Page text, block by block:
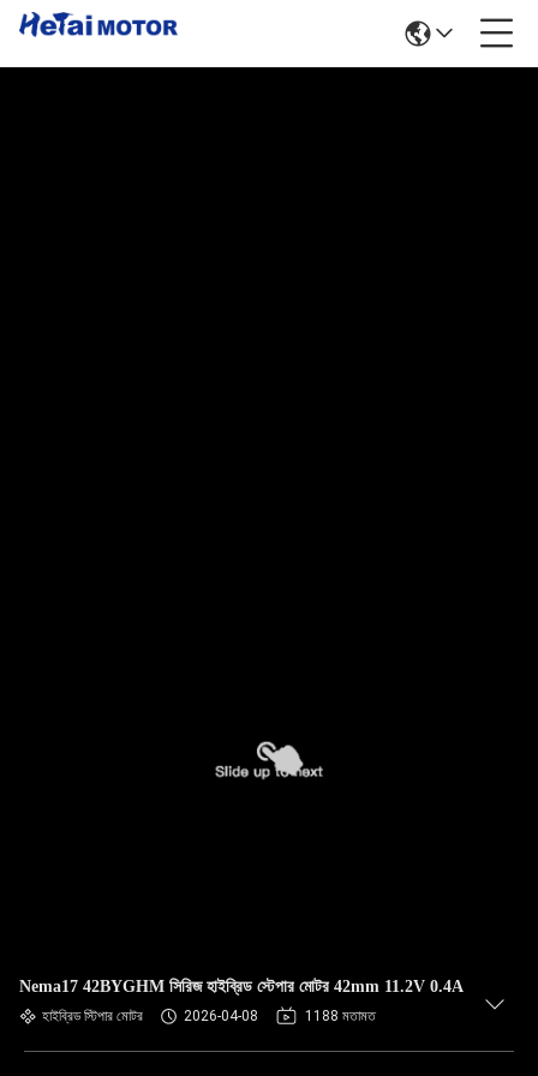
Nema17 42BYGHM সিরিজ হাইব্রিড স্টেপার মোটর 42mm 11.2V 0.4A
হাইব্রিড স্টিপার মোটর 2026-04-08 1188 মতামত